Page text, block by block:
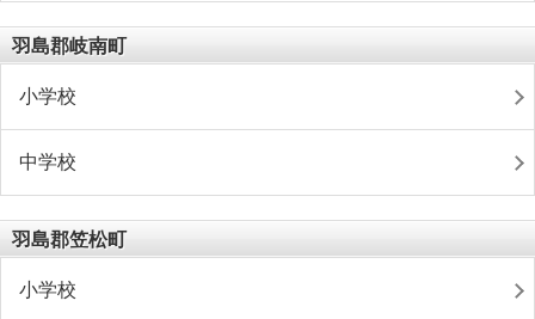
羽島郡岐南町
小学校
中学校
羽島郡笠松町
小学校